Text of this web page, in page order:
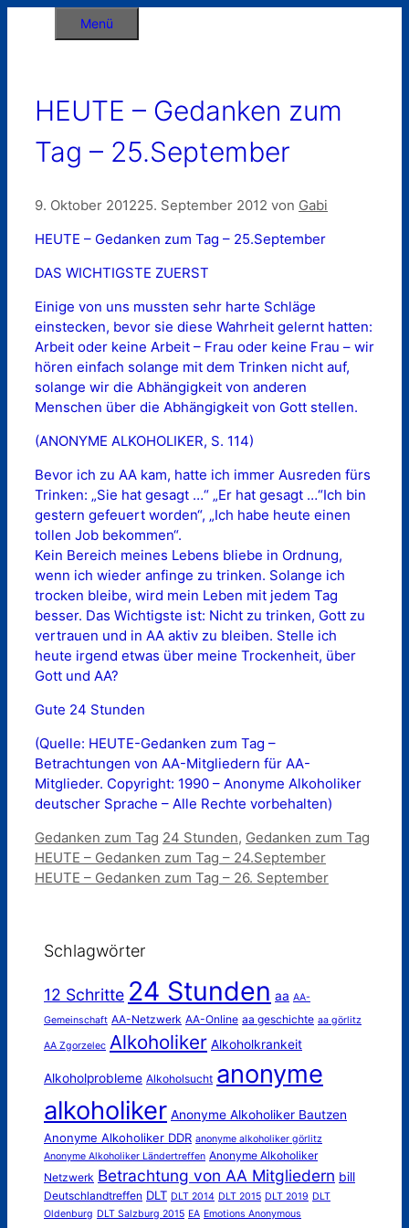
Menü
HEUTE – Gedanken zum
Tag – 25.September
9. Oktober 201225. September 2012 von Gabi
HEUTE – Gedanken zum Tag – 25.September
DAS WICHTIGSTE ZUERST
Einige von uns mussten sehr harte Schläge
einstecken, bevor sie diese Wahrheit gelernt hatten:
Arbeit oder keine Arbeit – Frau oder keine Frau – wir
hören einfach solange mit dem Trinken nicht auf,
solange wir die Abhängigkeit von anderen
Menschen über die Abhängigkeit von Gott stellen.
(ANONYME ALKOHOLIKER, S. 114)
Bevor ich zu AA kam, hatte ich immer Ausreden fürs
Trinken: „Sie hat gesagt …“ „Er hat gesagt …“Ich bin
gestern gefeuert worden“, „Ich habe heute einen
tollen Job bekommen“.
Kein Bereich meines Lebens bliebe in Ordnung,
wenn ich wieder anfinge zu trinken. Solange ich
trocken bleibe, wird mein Leben mit jedem Tag
besser. Das Wichtigste ist: Nicht zu trinken, Gott zu
vertrauen und in AA aktiv zu bleiben. Stelle ich
heute irgend etwas über meine Trockenheit, über
Gott und AA?
Gute 24 Stunden
(Quelle: HEUTE-Gedanken zum Tag –
Betrachtungen von AA-Mitgliedern für AA-
Mitglieder. Copyright: 1990 – Anonyme Alkoholiker
deutscher Sprache – Alle Rechte vorbehalten)
Kategorien
Gedanken zum Tag Schlagwörter
24 Stunden, Gedanken zum Tag
HEUTE – Gedanken zum Tag – 24.September
HEUTE – Gedanken zum Tag – 26. September
Schlagwörter
12 Schritte 24 Stunden aa AA-
Gemeinschaft AA-Netzwerk AA-Online aa geschichte aa görlitz
AA Zgorzelec Alkoholiker Alkoholkrankeit
Alkoholprobleme Alkoholsucht anonyme
alkoholiker Anonyme Alkoholiker Bautzen
Anonyme Alkoholiker DDR anonyme alkoholiker görlitz
Anonyme Alkoholiker Ländertreffen Anonyme Alkoholiker
Netzwerk Betrachtung von AA Mitgliedern bill
Deutschlandtreffen DLT DLT 2014 DLT 2015 DLT 2019 DLT
Oldenburg DLT Salzburg 2015 EA Emotions Anonymous